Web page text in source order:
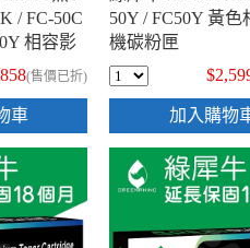
/ FC-50C
相容影
(售價已折)
車
50Y / FC50Y 黃色
機碳粉匣
加入購物